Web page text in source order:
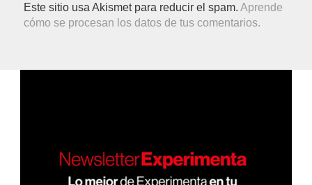
Este sitio usa Akismet para reducir el spam.Aprende
cómo se procesan los datos de tus comentarios.